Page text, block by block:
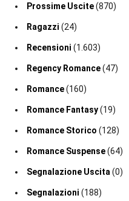
Prossime Uscite(870)
Ragazzi (24)
Recensioni (1.603)
Regency Romance(47)
Romance(160)
Romance Fantasy(19)
Romance Storico (128)
Romance Suspense(64)
Segnalazione Uscita (0)
Segnalazioni (188)